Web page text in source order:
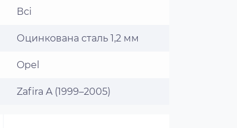
Всі
Оцинкована сталь 1,2 мм
Opel
Zafira A (1999–2005)